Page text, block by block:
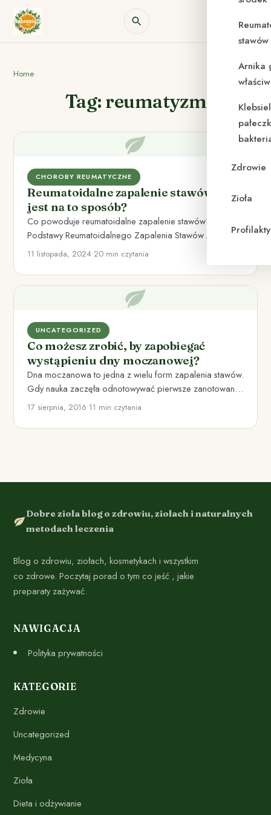
Arnika
Zdrowie
Zioła
Home
Tag: reumatyzm
CHOROBY REUMATYCZNE
Reumatoidalne zapalenie stawów czy
jest na to sposób?
Co powoduje reumatoidalne zapalenie stawów? I.
Podstawy Reumatoidalnego Zapalenia Stawów A.
Definicja RZS Reumatoidalne Zapalenie Stawów (RZS)
11 listopada, 2024•20 min czytania
UNCATEGORIZED
Co możesz zrobić, by zapobiegać
wystąpieniu dny moczanowej?
Dna moczanowa to jedna z wielu form zapalenia stawów.
Gdy nauka zaczęła odnotowywać pierwsze zanotowania
na tą chorobę,…
17 sierpnia, 2016•11 min czytania
Dobre zioła blog o zdrowiu, ziołach i naturalnych
metodach leczenia
Blog o zdrowiu, ziołach, kosmetykach i wszystkim
co zdrowe. Poczytaj porad o tym co jeść , jakie
preparaty zażywać.
NAWIGACJA
Polityka prywatności
KATEGORIE
Zdrowie
Uncategorized
Medycyna
Zioła
Dieta i odżywianie